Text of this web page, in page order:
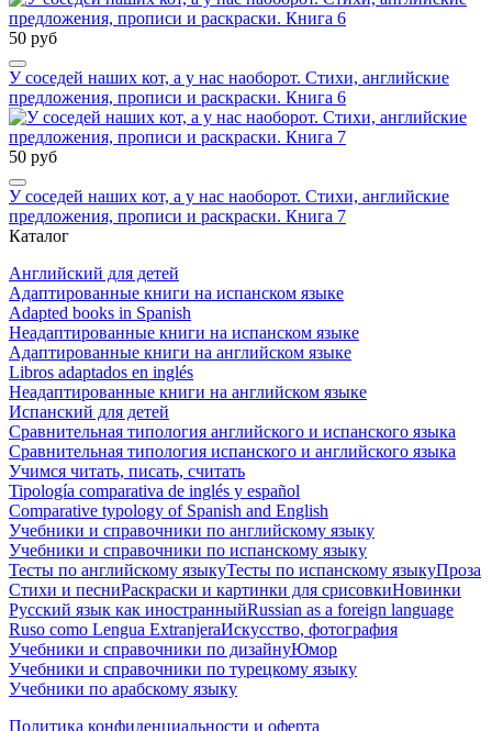
50 руб
У соседей наших кот, а у нас наоборот. Стихи, английские
предложения, прописи и раскраски. Книга 6
50 руб
У соседей наших кот, а у нас наоборот. Стихи, английские
предложения, прописи и раскраски. Книга 7
Каталог
Английский для детей
Адаптированные книги на испанском языке
Adapted books in Spanish
Неадаптированные книги на испанском языке
Адаптированные книги на английском языке
Libros adaptados en inglés
Неадаптированные книги на английском языке
Испанский для детей
Сравнительная типология английского и испанского языка
Сравнительная типология испанского и английского языка
Учимся читать, писать, считать
Tipología comparativa de inglés y español
Comparative typology of Spanish and English
Учебники и справочники по английскому языку
Учебники и справочники по испанскому языку
Тесты по английскому языкуТесты по испанскому языкуПроза
Стихи и песниРаскраски и картинки для срисовкиНовинки
Русский язык как иностранныйRussian as a foreign language
Ruso como Lengua ExtranjeraИскусство, фотография
Учебники и справочники по дизайнуЮмор
Учебники и справочники по турецкому языку
Учебники по арабскому языку
Политика конфиденциальности и оферта